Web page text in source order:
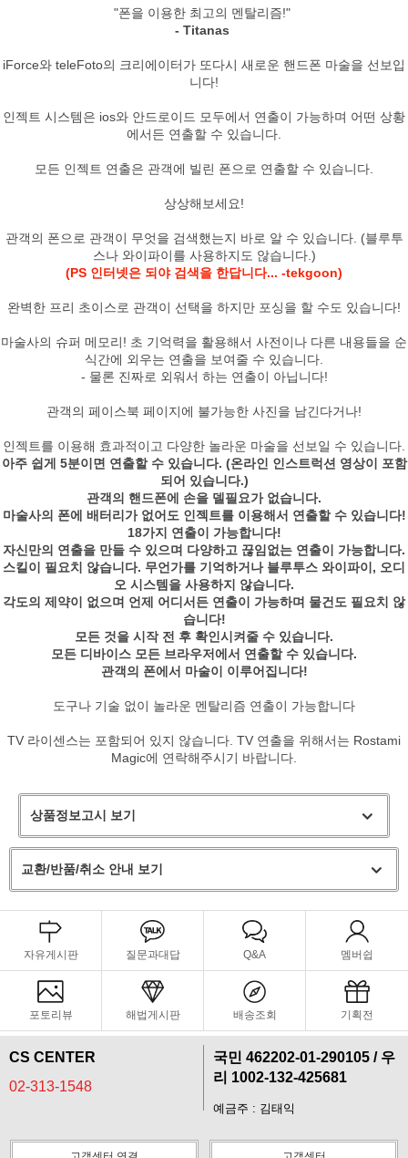
페이코 라이
프 하세요!
구매
"폰을 이용한 최고의 멘탈리즘!"
- Titanas
iForce와 teleFoto의 크리에이터가 또다시 새로운 핸드폰 마술을 선보입
니다!
인젝트 시스템은 ios와 안드로이드 모두에서 연출이 가능하며 어떤 상황
에서든 연출할 수 있습니다.
모든 인젝트 연출은 관객에 빌린 폰으로 연출할 수 있습니다.
상상해보세요!
관객의 폰으로 관객이 무엇을 검색했는지 바로 알 수 있습니다. (블루투
스나 와이파이를 사용하지도 않습니다.)
(PS 인터넷은 되야 검색을 한답니다... -tekgoon)
완벽한 프리 초이스로 관객이 선택을 하지만 포싱을 할 수도 있습니다!
마술사의 슈퍼 메모리! 초 기억력을 활용해서 사전이나 다른 내용들을 순
식간에 외우는 연출을 보여줄 수 있습니다.
- 물론 진짜로 외워서 하는 연출이 아닙니다!
관객의 페이스북 페이지에 불가능한 사진을 남긴다거나!
인젝트를 이용해 효과적이고 다양한 놀라운 마술을 선보일 수 있습니다.
아주 쉽게 5분이면 연출할 수 있습니다. (온라인 인스트럭션 영상이 포함
되어 있습니다.)
관객의 핸드폰에 손을 델필요가 없습니다.
마술사의 폰에 배터리가 없어도 인젝트를 이용해서 연출할 수 있습니다!
18가지 연출이 가능합니다!
자신만의 연출을 만들 수 있으며 다양하고 끊임없는 연출이 가능합니다.
스킬이 필요치 않습니다. 무언가를 기억하거나 블루투스 와이파이, 오디
오 시스템을 사용하지 않습니다.
각도의 제약이 없으며 언제 어디서든 연출이 가능하며 물건도 필요치 않
습니다!
모든 것을 시작 전 후 확인시켜줄 수 있습니다.
모든 디바이스 모든 브라우저에서 연출할 수 있습니다.
관객의 폰에서 마술이 이루어집니다!
도구나 기술 없이 놀라운 멘탈리즘 연출이 가능합니다
TV 라이센스는 포함되어 있지 않습니다. TV 연출을 위해서는 Rostami
Magic에 연락해주시기 바랍니다.
상품정보고시 보기
교환/반품/취소 안내 보기
자유게시판 질문과대답 Q&A 멤버쉽
포토리뷰 해법게시판 배송조회 기획전
CS CENTER
02-313-1548
국민 462202-01-290105 / 우
리 1002-132-425681
예금주 : 김태익